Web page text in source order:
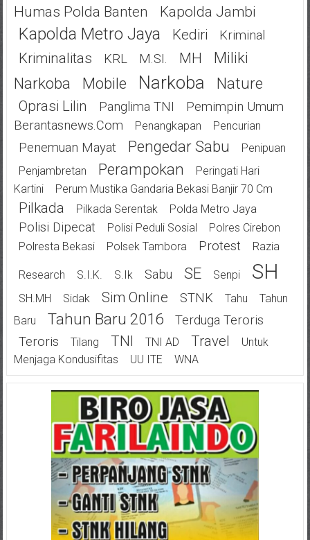
Humas Polda Banten
Kapolda Jambi
Kapolda Metro Jaya Kediri Kriminal
Kriminalitas KRL M.SI. MH
Miliki
Narkoba
Mobile Narkoba Nature
Oprasi Lilin Panglima TNI
Pemimpin Umum
Berantasnews.com
Penangkapan Pencurian
Penemuan Mayat Pengedar Sabu
Penipuan
Penjambretan
Perampokan
Peringati Hari
Kartini
Perum Mustika Gandaria Bekasi Banjir 70 Cm
Pilkada Pilkada Serentak Polda Metro Jaya
Polisi Dipecat Polisi Peduli Sosial
Polres Cirebon
Polresta Bekasi
Polsek Tambora Protest Razia
Research S.I.K. S.Ik Sabu SE Senpi SH
SH.MH Sidak Sim Online STNK Tahu
Tahun
Baru
Tahun Baru 2016
Terduga Teroris
Teroris
Tilang TNI TNI AD Travel
Untuk
Menjaga Kondusifitas
UU ITE WNA